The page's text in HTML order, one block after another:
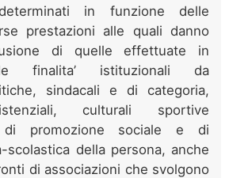
in funzione delle
prestazioni alle quali danno
di quelle effettuate in
finalita’ istituzionali da
sindacali e di categoria,
culturali sportive
di promozione sociale e di
scolastica della persona, anche
di associazioni che svolgono